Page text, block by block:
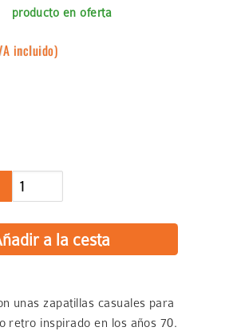
producto en oferta
incluido)
unas zapatillas casuales para
retro inspirado en los años 70.